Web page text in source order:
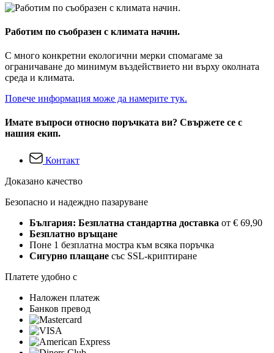
Работим по съобразен с климата начин.
С много конкретни екологични мерки спомагаме за
ограничаване до минимум въздействието ни върху околната
среда и климата.
Повече информация може да намерите тук.
Имате въпроси относно поръчката ви? Свържете се с
нашия екип.
Контакт
Доказано качество
Безопасно и надеждно пазаруване
България: Безплатна стандартна доставка от € 69,90
Безплатно връщане
Поне 1 безплатна мостра към всяка поръчка
Сигурно плащане със SSL-криптиране
Платете удобно с
Наложен платеж
Банков превод